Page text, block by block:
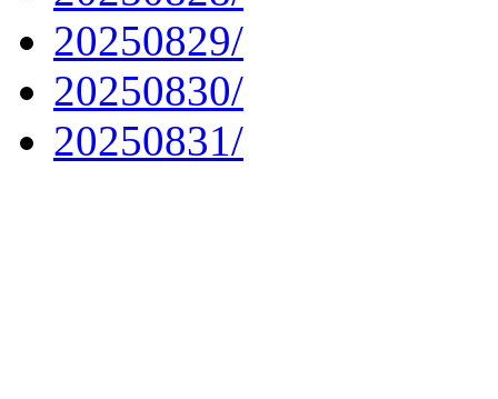
20250829/
20250830/
20250831/